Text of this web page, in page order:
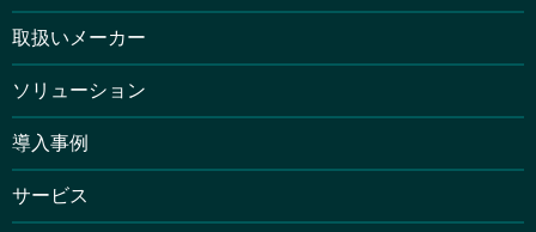
取扱いメーカー
ソリューション
導入事例
サービス